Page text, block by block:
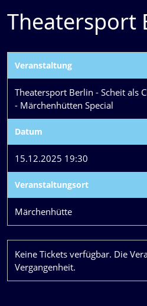
Theatersport
Veranstaltung
Theatersport Berlin - Scheit als
- Märchenhütten Special
Datum
15.12.2025 19:30
Veranstaltungsort
Märchenhütte
Keine Tickets verfügbar. Die
Vergangenheit.